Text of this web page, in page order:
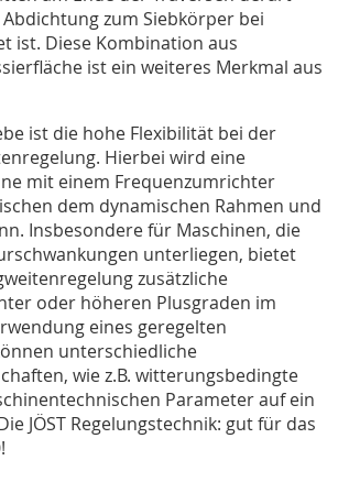
zum Siebkörper bei
ist. Diese Kombination aus
ist ein weiteres Merkmal aus
ist die hohe Flexibilität bei der
Hierbei wird eine
mit einem Frequenzumrichter
dem dynamischen Rahmen und
Insbesondere für Maschinen, die
unterliegen, bietet
zusätzliche
oder höheren Plusgraden im
eines geregelten
unterschiedliche
wie z.B. witterungsbedingte
Parameter auf ein
JÖST Regelungstechnik: gut für das